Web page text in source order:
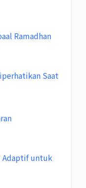
Ramadhan
Saat
untuk